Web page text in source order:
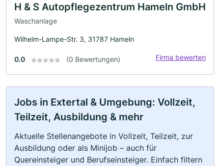
H & S Autopflegezentrum Hameln GmbH
Waschanlage
Wilhelm-Lampe-Str. 3, 31787 Hameln
0.0 (0 Bewertungen) Firma bewerten
Jobs in Extertal & Umgebung: Vollzeit,
Teilzeit, Ausbildung & mehr
Aktuelle Stellenangebote in Vollzeit, Teilzeit, zur
Ausbildung oder als Minijob – auch für
Quereinsteiger und Berufseinsteiger. Einfach filtern